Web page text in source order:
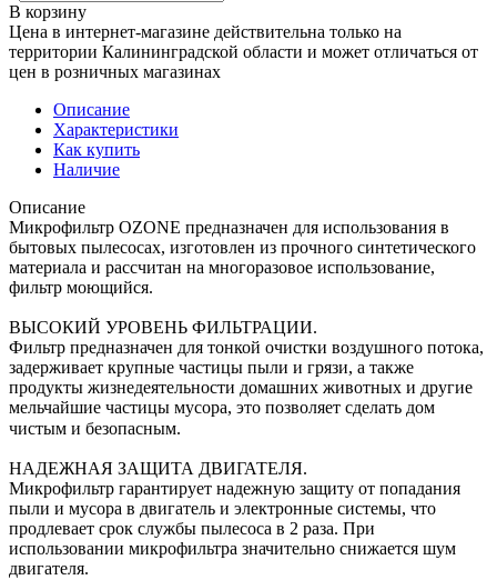
В корзину
Цена в интернет-магазине действительна только на
территории Калининградской области и может отличаться от
цен в розничных магазинах
Описание
Характеристики
Как купить
Наличие
Описание
Микрофильтр OZONE предназначен для использования в
бытовых пылесосах, изготовлен из прочного синтетического
материала и рассчитан на многоразовое использование,
фильтр моющийся.
ВЫСОКИЙ УРОВЕНЬ ФИЛЬТРАЦИИ.
Фильтр предназначен для тонкой очистки воздушного потока,
задерживает крупные частицы пыли и грязи, а также
продукты жизнедеятельности домашних животных и другие
мельчайшие частицы мусора, это позволяет сделать дом
чистым и безопасным. ⠀
НАДЕЖНАЯ ЗАЩИТА ДВИГАТЕЛЯ.
Микрофильтр гарантирует надежную защиту от попадания
пыли и мусора в двигатель и электронные системы, что
продлевает срок службы пылесоса в 2 раза. При
использовании микрофильтра значительно снижается шум
двигателя.